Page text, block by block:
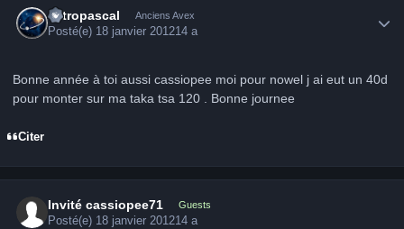
astropascal Anciens Avex
Posté(e) 18 janvier 201214 a
Bonne année à toi aussi cassiopee moi pour nowel j ai eut un 40d
pour monter sur ma taka tsa 120 . Bonne journee
Citer
Invité cassiopee71 Guests
Posté(e) 18 janvier 201214 a